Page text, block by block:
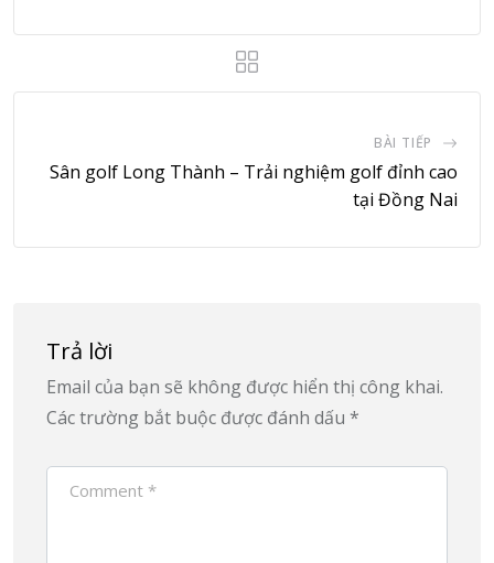
BÀI TIẾP
Sân golf Long Thành – Trải nghiệm golf đỉnh cao
tại Đồng Nai
Trả lời
Email của bạn sẽ không được hiển thị công khai.
Các trường bắt buộc được đánh dấu *